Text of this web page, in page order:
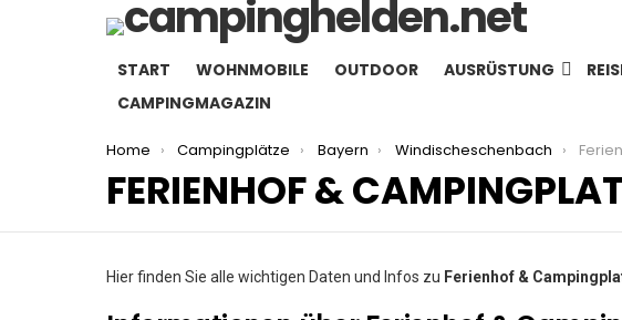
START WOHNMOBILE OUTDOOR AUSRÜSTUNG
CAMPINGMAGAZIN
You are here:
Home Campingplätze Bayern Windischeschenbach
FERIENHOF &
Hier finden Sie alle wichtigen Daten und Infos zu Ferienhof &